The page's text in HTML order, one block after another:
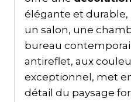
élégante et
un salon, une
bureau
antireflet, aux
exceptionnel, met
détail du paysage